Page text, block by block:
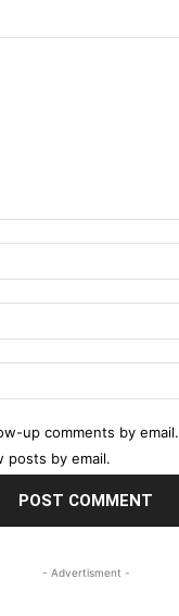
up comments by email.
posts by email.
- Advertisment -